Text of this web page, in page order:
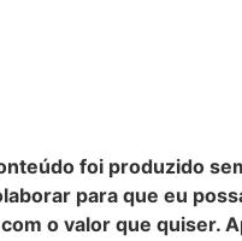
foi produzido
para que eu
o valor que